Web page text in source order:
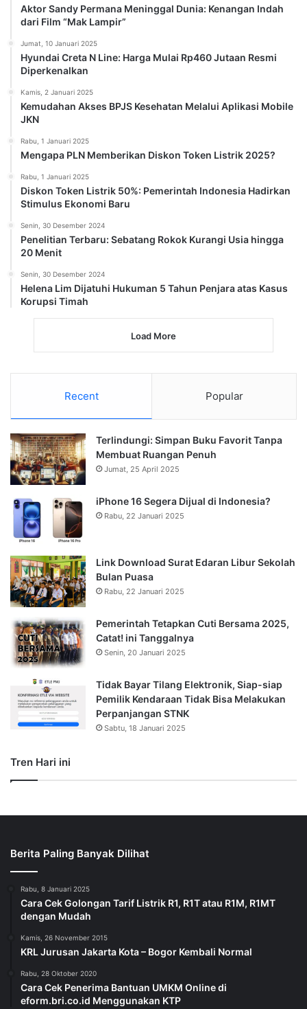
Aktor Sandy Permana Meninggal Dunia: Kenangan Indah
dari Film “Mak Lampir”
Jumat, 10 Januari 2025
Hyundai Creta N Line: Harga Mulai Rp460 Jutaan Resmi
Diperkenalkan
Kamis, 2 Januari 2025
Kemudahan Akses BPJS Kesehatan Melalui Aplikasi Mobile
JKN
Rabu, 1 Januari 2025
Mengapa PLN Memberikan Diskon Token Listrik 2025?
Rabu, 1 Januari 2025
Diskon Token Listrik 50%: Pemerintah Indonesia Hadirkan
Stimulus Ekonomi Baru
Senin, 30 Desember 2024
Penelitian Terbaru: Sebatang Rokok Kurangi Usia hingga
20 Menit
Senin, 30 Desember 2024
Helena Lim Dijatuhi Hukuman 5 Tahun Penjara atas Kasus
Korupsi Timah
Load More
Recent Popular
Terlindungi: Simpan Buku Favorit Tanpa
Membuat Ruangan Penuh
Jumat, 25 April 2025
iPhone 16 Segera Dijual di Indonesia?
Rabu, 22 Januari 2025
Link Download Surat Edaran Libur Sekolah
Bulan Puasa
Rabu, 22 Januari 2025
Pemerintah Tetapkan Cuti Bersama 2025,
Catat! ini Tanggalnya
Senin, 20 Januari 2025
Tidak Bayar Tilang Elektronik, Siap-siap
Pemilik Kendaraan Tidak Bisa Melakukan
Perpanjangan STNK
Sabtu, 18 Januari 2025
Tren Hari ini
Berita Paling Banyak Dilihat
Rabu, 8 Januari 2025
Cara Cek Golongan Tarif Listrik R1, R1T atau R1M, R1MT
dengan Mudah
Kamis, 26 November 2015
KRL Jurusan Jakarta Kota – Bogor Kembali Normal
Rabu, 28 Oktober 2020
Cara Cek Penerima Bantuan UMKM Online di
eform.bri.co.id Menggunakan KTP